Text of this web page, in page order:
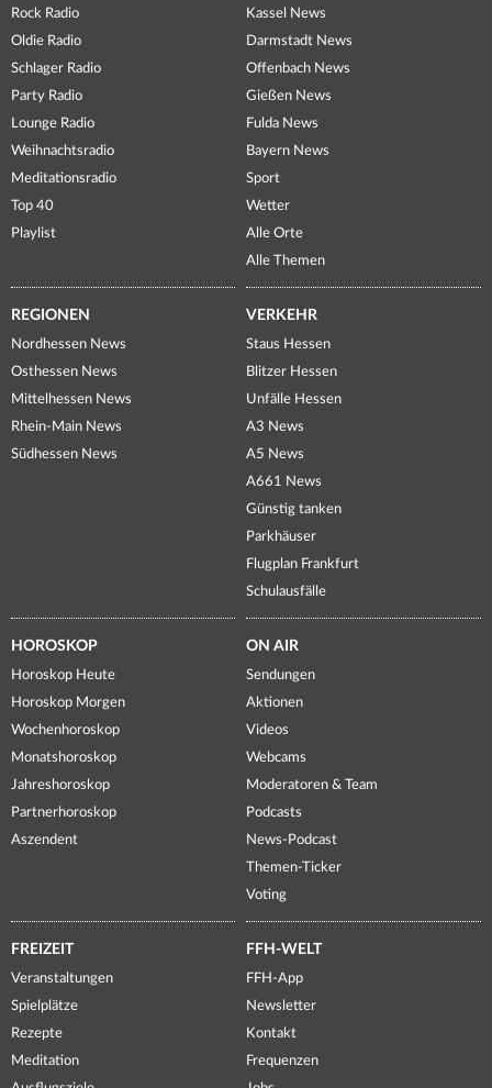
Rock Radio
Oldie Radio
Schlager Radio
Party Radio
Lounge Radio
Weihnachtsradio
Meditationsradio
Top 40
Playlist
Kassel News
Darmstadt News
Offenbach News
Gießen News
Fulda News
Bayern News
Sport
Wetter
Alle Orte
Alle Themen
REGIONEN
Nordhessen News
Osthessen News
Mittelhessen News
Rhein-Main News
Südhessen News
VERKEHR
Staus Hessen
Blitzer Hessen
Unfälle Hessen
A3 News
A5 News
A661 News
Günstig tanken
Parkhäuser
Flugplan Frankfurt
Schulausfälle
HOROSKOP
Horoskop Heute
Horoskop Morgen
Wochenhoroskop
Monatshoroskop
Jahreshoroskop
Partnerhoroskop
Aszendent
ON AIR
Sendungen
Aktionen
Videos
Webcams
Moderatoren & Team
Podcasts
News-Podcast
Themen-Ticker
Voting
FREIZEIT
Veranstaltungen
Spielplätze
Rezepte
Meditation
FFH-WELT
FFH-App
Newsletter
Kontakt
Frequenzen